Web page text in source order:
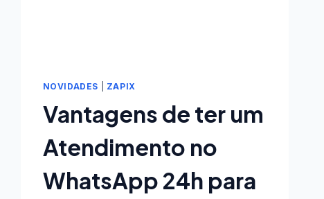
NOVIDADES ZAPIX
Vantagens de ter um
Atendimento no
WhatsApp 24h para